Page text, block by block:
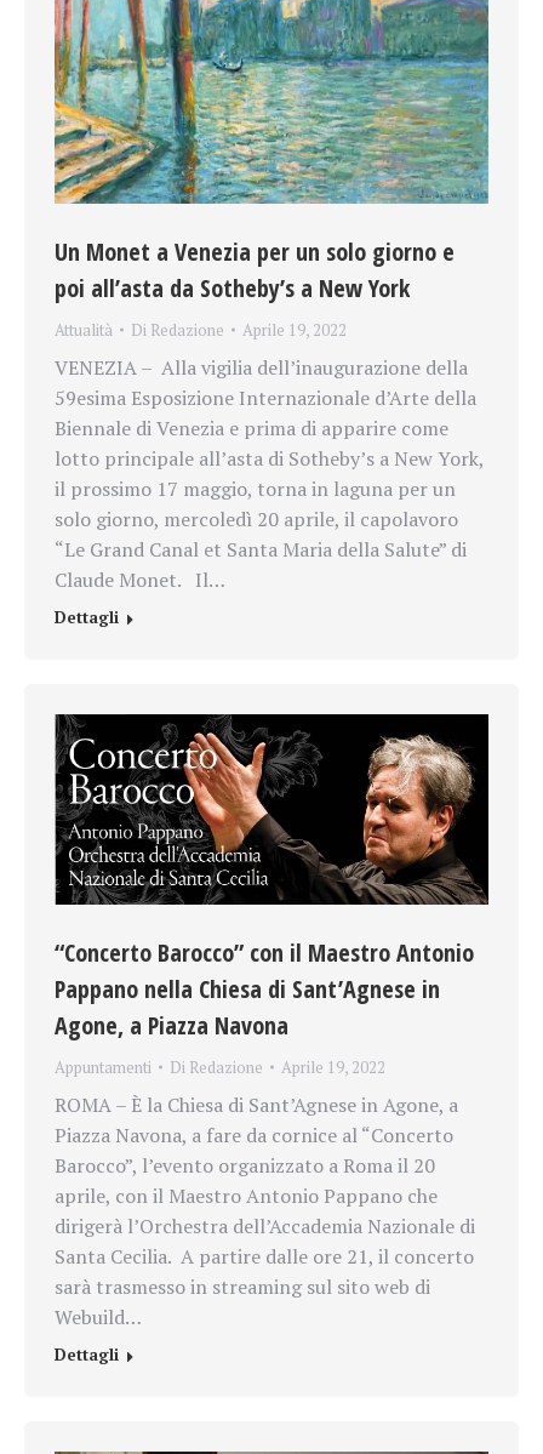
Un Monet a Venezia per un solo giorno e
poi all’asta da Sotheby’s a New York
Attualità Di Redazione Aprile 19, 2022
VENEZIA – Alla vigilia dell’inaugurazione della
59esima Esposizione Internazionale d’Arte della
Biennale di Venezia e prima di apparire come
lotto principale all’asta di Sotheby’s a New York,
il prossimo 17 maggio, torna in laguna per un
solo giorno, mercoledì 20 aprile, il capolavoro
“Le Grand Canal et Santa Maria della Salute” di
Claude Monet. Il…
Dettagli
“Concerto Barocco” con il Maestro Antonio
Pappano nella Chiesa di Sant’Agnese in
Agone, a Piazza Navona
Appuntamenti Di Redazione Aprile 19, 2022
ROMA – È la Chiesa di Sant’Agnese in Agone, a
Piazza Navona, a fare da cornice al “Concerto
Barocco”, l’evento organizzato a Roma il 20
aprile, con il Maestro Antonio Pappano che
dirigerà l’Orchestra dell’Accademia Nazionale di
Santa Cecilia. A partire dalle ore 21, il concerto
sarà trasmesso in streaming sul sito web di
Webuild…
Dettagli